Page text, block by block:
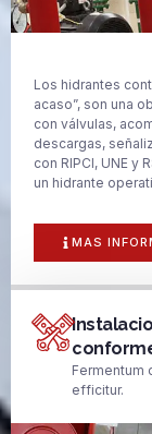
Los hidrantes
acaso”, son una
con válvulas,
descargas,
con RIPCI, UNE y
un hidrante
MAS
Fermentum
efficitur.